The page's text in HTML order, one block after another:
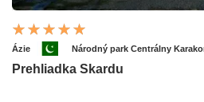
Ázie Národný park Centrálny
Prehliadka Skardu